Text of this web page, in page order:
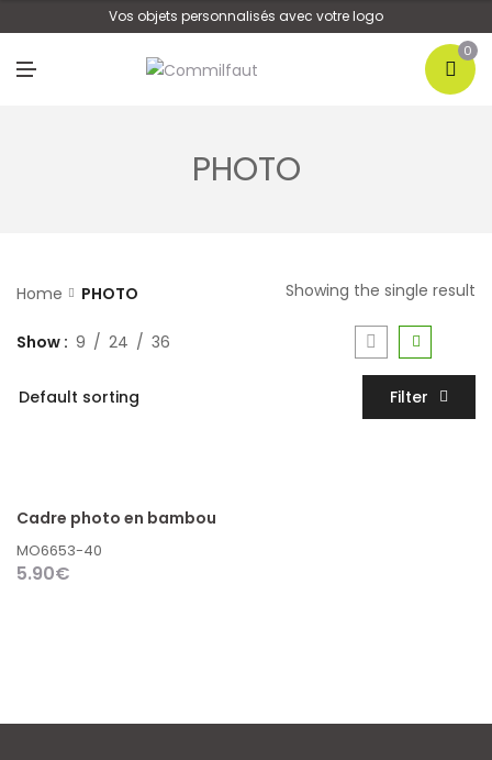
Vos objets personnalisés avec votre logo
0
PHOTO
Home PHOTO Showing the single result
Show 9 24 36
Filter
Cadre photo en bambou
MO6653-40
5.90€